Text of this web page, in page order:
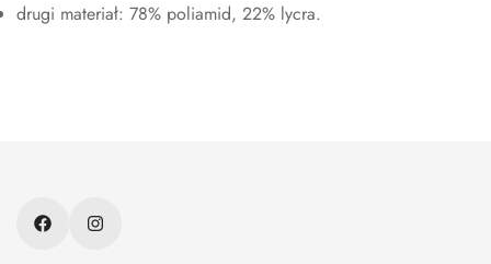
drugi materiał: 78% poliamid, 22% lycra.
Kontakt